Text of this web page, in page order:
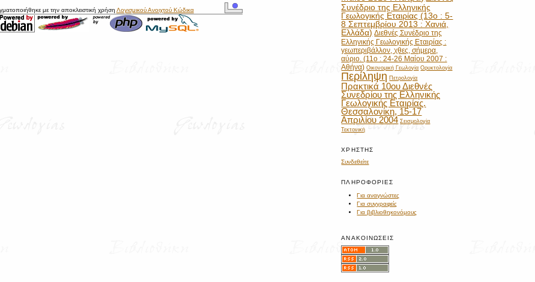
Συνέδριο της Ελληνικής
Γεωλογικής Εταιρίας (13ο : 5-
8 Σεπτεμβρίου 2013 : Χανιά,
Ελλάδα) Διεθνές Συνέδριο της
Ελληνικής Γεωλογικής Εταιρίας :
γεωπεριβάλλον, χθες, σήμερα,
αύριο. (11ο : 24-26 Μαίου 2007 :
Αθήνα) Οικονομική Γεωλογία Ορυκτολογία
Περίληψη Πετρολογία
Πρακτικά 10ου Διεθνές
Συνεδρίου της Ελληνικής
Γεωλογικής Εταιρίας.
Θεσσαλονίκη, 15-17
Απριλίου 2004 Σεισμολογία
Τεκτονική
ΧΡΉΣΤΗΣ
Συνδεθείτε
ΠΛΗΡΟΦΟΡΊΕΣ
Για αναγνώστες
Για συγγραφείς
Για βιβλιοθηκονόμους
ΑΝΑΚΟΙΝΏΣΕΙΣ
με την αποκλειστική χρήση Λογισμικού Ανοιχτού Κώδικα